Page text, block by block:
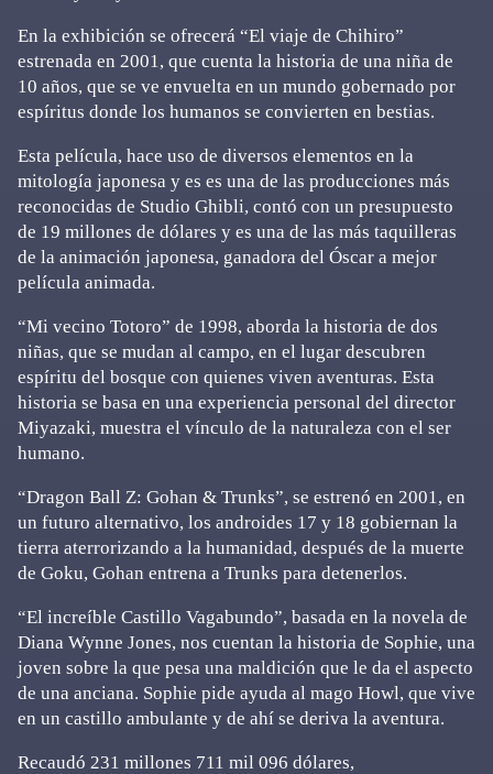
En la exhibición se ofrecerá “El viaje de Chihiro”
estrenada en 2001, que cuenta la historia de una niña de
10 años, que se ve envuelta en un mundo gobernado por
espíritus donde los humanos se convierten en bestias.
Esta película, hace uso de diversos elementos en la
mitología japonesa y es es una de las producciones más
reconocidas de Studio Ghibli, contó con un presupuesto
de 19 millones de dólares y es una de las más taquilleras
de la animación japonesa, ganadora del Óscar a mejor
película animada.
“Mi vecino Totoro” de 1998, aborda la historia de dos
niñas, que se mudan al campo, en el lugar descubren
espíritu del bosque con quienes viven aventuras. Esta
historia se basa en una experiencia personal del director
Miyazaki, muestra el vínculo de la naturaleza con el ser
humano.
“Dragon Ball Z: Gohan & Trunks”, se estrenó en 2001, en
un futuro alternativo, los androides 17 y 18 gobiernan la
tierra aterrorizando a la humanidad, después de la muerte
de Goku, Gohan entrena a Trunks para detenerlos.
“El increíble Castillo Vagabundo”, basada en la novela de
Diana Wynne Jones, nos cuentan la historia de Sophie, una
joven sobre la que pesa una maldición que le da el aspecto
de una anciana. Sophie pide ayuda al mago Howl, que vive
en un castillo ambulante y de ahí se deriva la aventura.
Recaudó 231 millones 711 mil 096 dólares,